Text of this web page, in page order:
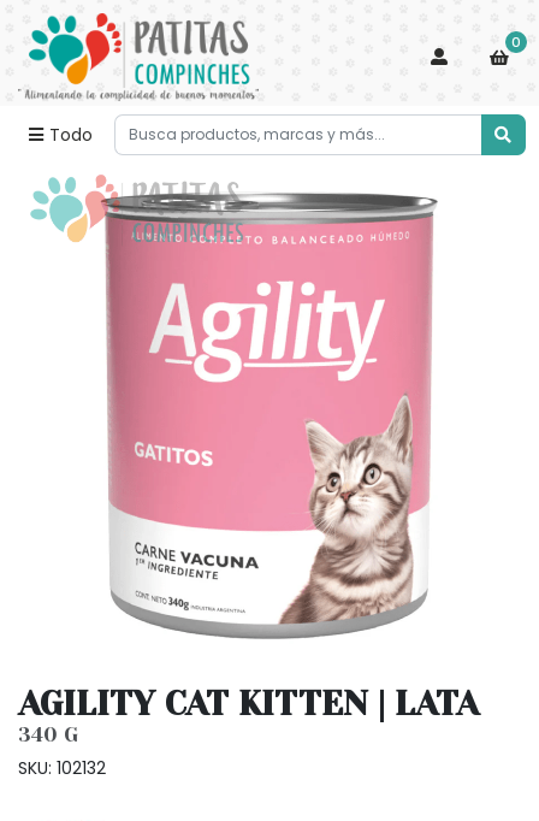
Todo
0
AGILITY CAT KITTEN | LATA
340 G
SKU: 102132